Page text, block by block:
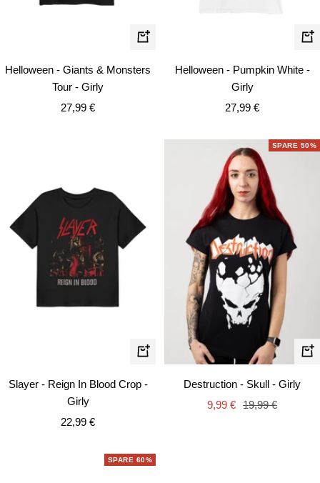
Schnellansicht
Helloween - Giants & Monsters
Tour - Girly
Angebotspreis
27,99 €
Helloween - Pumpkin White -
Girly
Angebotspreis
27,99 €
Schnellansicht
Slayer - Reign In Blood Crop -
Girly
Angebotspreis
22,99 €
SPARE 50%
Destruction - Skull - Girly
Angebotspreis
9,99 € Regulärer
19,99 €
SPARE 60%